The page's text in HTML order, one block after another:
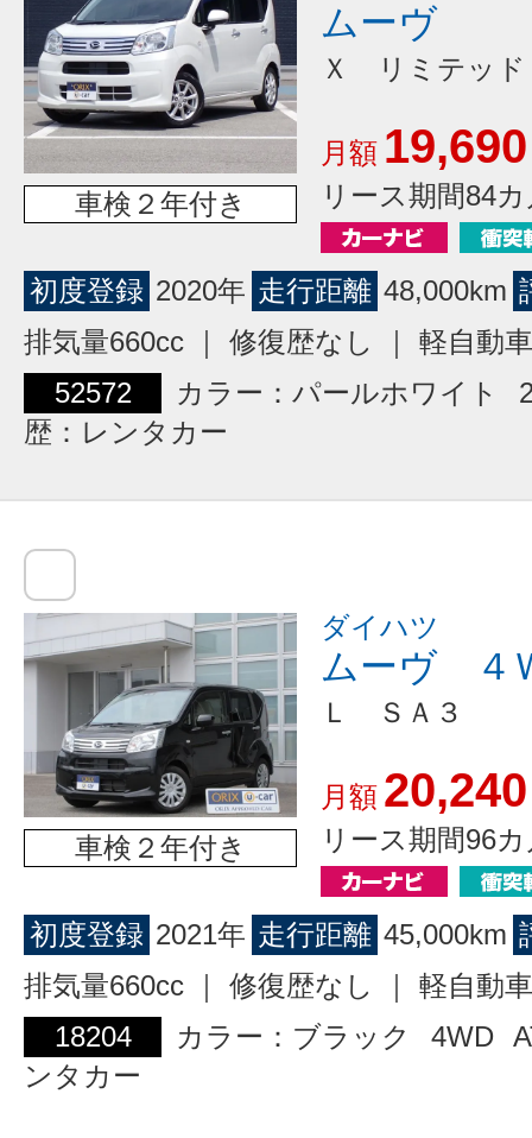
車検２年付き
ムーヴ
Ｘ リミテッ
月額 19,690
リース期間84
初度登録 2020年 走行距離 48,000km
排気量660cc ｜ 修復歴なし ｜ 軽自動車
52572
カラー：パールホワイト
歴：レンタカー
車検２年付き
ダイハツ
ムーヴ ４
Ｌ ＳＡ３
月額 20,240
リース期間96
初度登録 2021年 走行距離 45,000km
排気量660cc ｜ 修復歴なし ｜ 軽自動車
18204
カラー：ブラック 4WD
ンタカー